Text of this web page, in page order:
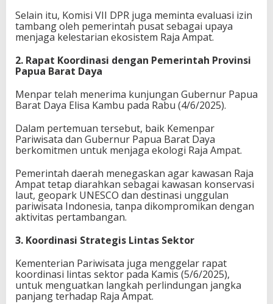
Selain itu, Komisi VII DPR juga meminta evaluasi izin
tambang oleh pemerintah pusat sebagai upaya
menjaga kelestarian ekosistem Raja Ampat.
2. Rapat Koordinasi dengan Pemerintah Provinsi
Papua Barat Daya
Menpar telah menerima kunjungan Gubernur Papua
Barat Daya Elisa Kambu pada Rabu (4/6/2025).
Dalam pertemuan tersebut, baik Kemenpar
Pariwisata dan Gubernur Papua Barat Daya
berkomitmen untuk menjaga ekologi Raja Ampat.
Pemerintah daerah menegaskan agar kawasan Raja
Ampat tetap diarahkan sebagai kawasan konservasi
laut, geopark UNESCO dan destinasi unggulan
pariwisata Indonesia, tanpa dikompromikan dengan
aktivitas pertambangan.
3. Koordinasi Strategis Lintas Sektor
Kementerian Pariwisata juga menggelar rapat
koordinasi lintas sektor pada Kamis (5/6/2025),
untuk menguatkan langkah perlindungan jangka
panjang terhadap Raja Ampat.